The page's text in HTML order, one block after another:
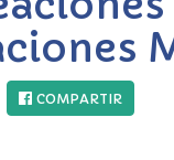
COMPARTIR